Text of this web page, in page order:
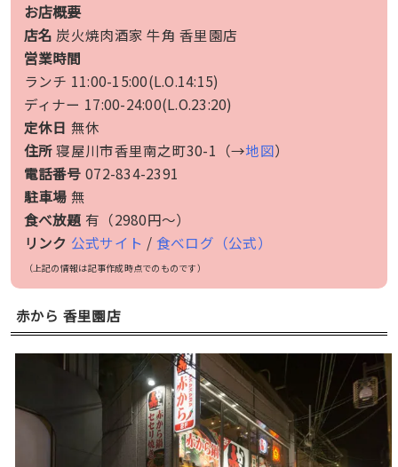
お店概要
店名 炭火焼肉酒家 牛角 香里園店
営業時間
ランチ 11:00-15:00(L.O.14:15)
ディナー 17:00-24:00(L.O.23:20)
定休日 無休
住所寝屋川市香里南之町30-1（→地図）
電話番号 072-834-2391
駐車場 無
食べ放題 有（2980円〜）
リンク 公式サイト / 食べログ（公式）
（上記の情報は記事作成時点でのものです）
赤から 香里園店